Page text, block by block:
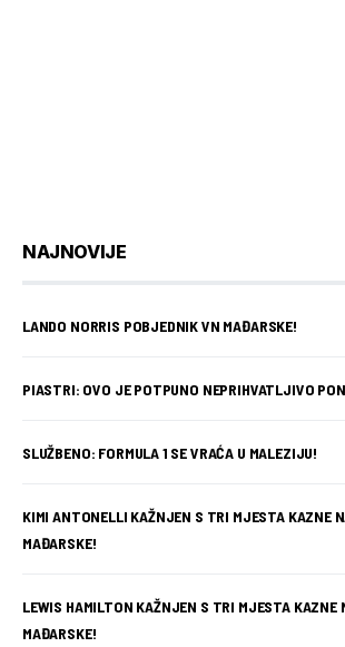
NAJNOVIJE
LANDO NORRIS POBJEDNIK VN MAĐARSKE!
PIASTRI: OVO JE POTPUNO NEPRIHVATLJIVO
SLUŽBENO: FORMULA 1 SE VRAĆA U MALEZIJU!
KIMI ANTONELLI KAŽNJEN S TRI MJESTA KAZNE
MAĐARSKE!
LEWIS HAMILTON KAŽNJEN S TRI MJESTA KAZNE
MAĐARSKE!